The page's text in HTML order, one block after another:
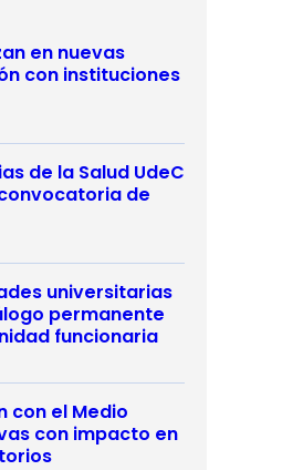
en nuevas
con instituciones
de la Salud UdeC
de
universitarias
permanente
funcionaria
con el Medio
con impacto en